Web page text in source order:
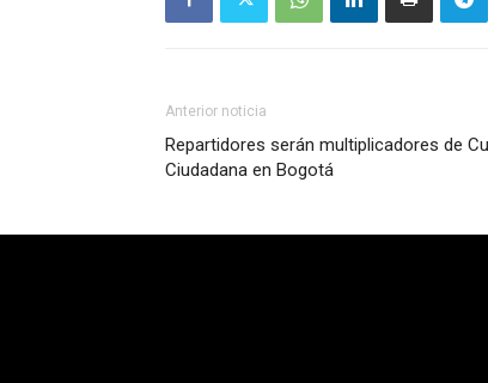
Anterior noticia
Repartidores serán multiplicadores de
Ciudadana en Bogotá